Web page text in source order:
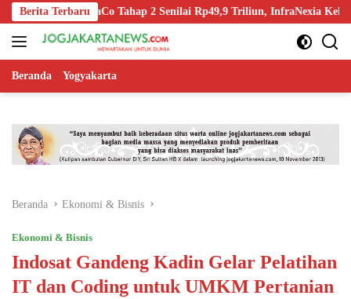
Langsung
ke
konten
Berita Terbaru
InfraCo Tahap 2 Senilai Rp49,9 Triliun, InfraNexia Kelola 112.000
Beranda Yogyakarta
Beranda Ekonomi & Bisnis
Ekonomi & Bisnis
Indosat Gandeng Kadin Gelar Pelatihan
IT dan Coding untuk UMKM Pertanian